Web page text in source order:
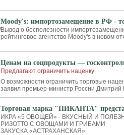
Moody's: импортозамещение в РФ -
Вывод о бесполезности
рейтинговое агентство Moody's в новом
Ценам на соцпродукты —
Предлагают ограничить наценку
О возможности ограничить торговые
заявил премьер-министр России Дмитрий
Торговая марка "ПИКАНТА"
ИКРА «5 ОВОЩЕЙ» - ВКУСНЫЙ И
РИЗОТТО С ОВОЩАМИ И ГРИБАМИ
ЗАКУСКА «АСТРАХАНСКАЯ»